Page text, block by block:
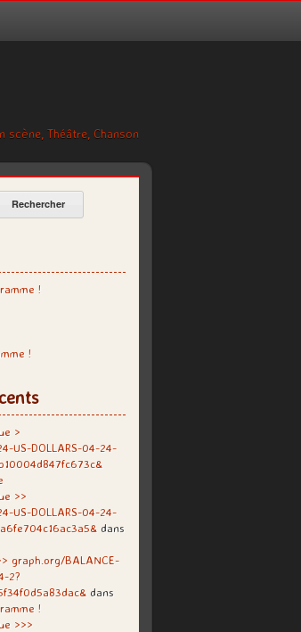
scène, Théâtre, Chanson
!
!
>
US-DOLLARS-04-24-
>>
US-DOLLARS-04-24-
dans
graph.org/BALANCE-
2?
dans
!
>>>